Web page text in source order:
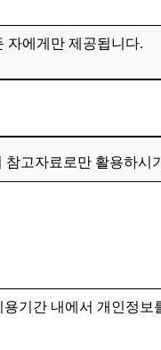
자에게만 제공됩니다.
고자료로만 활용하시
기간 내에서 개인정보